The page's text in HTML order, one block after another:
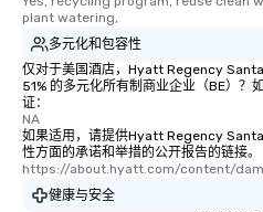
plant watering,
多元化和包容性
仅对于美国酒店，Hyatt Regency
51% 的多元化所有制商业企业（BE）？
证：
NA
如果适用，请提供Hyatt Regency
性方面的承诺和举措的公开报告的链接。
https://about.hyatt.com/content/
健康与安全